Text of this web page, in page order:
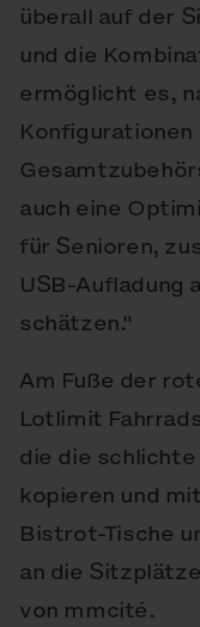
überall auf der
und die
ermöglicht es,
Konfigurationen
auch eine
für Senioren,
USB-Aufladung
schätzen."
Am Fuße der
Lotlimit
die die
kopieren und
Bistrot-Tische
an die
von mmcité.